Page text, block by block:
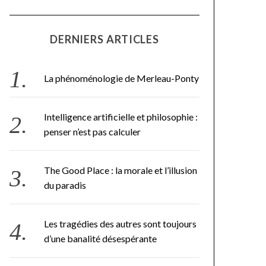
DERNIERS ARTICLES
La phénoménologie de Merleau-Ponty
Intelligence artificielle et philosophie :
penser n’est pas calculer
The Good Place : la morale et l’illusion
du paradis
Les tragédies des autres sont toujours
d’une banalité désespérante